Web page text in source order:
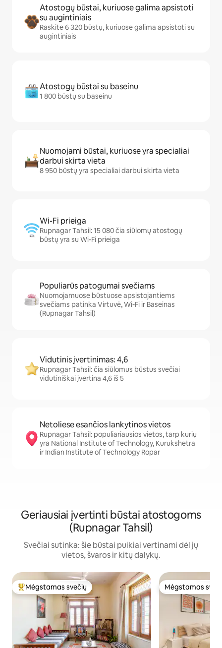
Atostogų būstai, kuriuose galima apsistoti
su augintiniais
Raskite 6 320 būstų, kuriuose galima apsistoti su
augintiniais
Atostogų būstai su baseinu
1 800 būstų su baseinu
Nuomojami būstai, kuriuose yra specialiai
darbui skirta vieta
8 950 būstų yra specialiai darbui skirta vieta
Wi-Fi prieiga
Rupnagar Tahsil: 15 080 čia siūlomų atostogų
būstų yra su Wi-Fi prieiga
Populiarūs patogumai svečiams
Nuomojamuose būstuose apsistojantiems
svečiams patinka Virtuvė, Wi-Fi ir Baseinas
(Rupnagar Tahsil)
Vidutinis įvertinimas: 4,6
Rupnagar Tahsil: čia siūlomus būstus svečiai
vidutiniškai įvertina 4,6 iš 5
Netoliese esančios lankytinos vietos
Rupnagar Tahsil: populiariausios vietos, tarp kurių
yra National Institute of Technology, Kurukshetra
ir Indian Institute of Technology Ropar
Geriausiai įvertinti būstai atostogoms
(Rupnagar Tahsil)
Svečiai sutinka: šie būstai puikiai vertinami dėl jų
vietos, švaros ir kitų dalykų.
Svečių mėgstamiausias
Mėgstamas svečių Mėgstamas
Mėgstamas